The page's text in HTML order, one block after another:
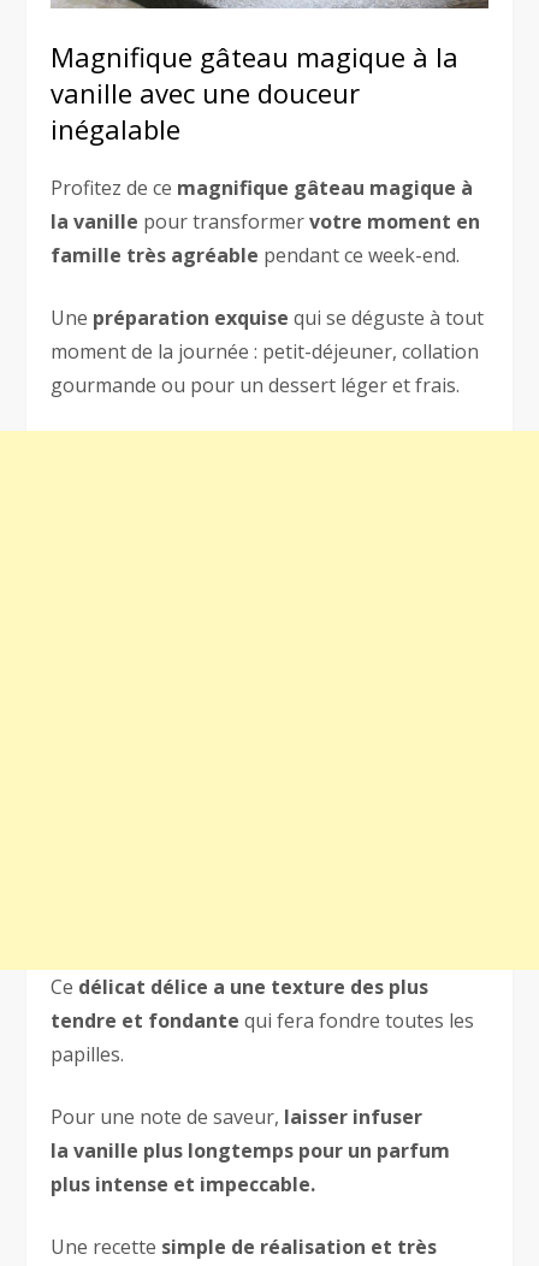
Magnifique gâteau magique à la
vanille avec une douceur
inégalable
Profitez de ce magnifique gâteau magique à
la vanille pour transformervotre moment en
famille très agréable pendant ce week-end.
Une préparation exquise qui se déguste à tout
moment de la journée : petit-déjeuner, collation
gourmande ou pour un dessert léger et frais.
Ce délicat délice a une texture des plus
tendre et fondante qui fera fondre toutes les
papilles.
Pour une note de saveur, laisser infuser
la vanille plus longtemps pour un parfum
plus intense et impeccable.
Une recette simple de réalisation et très